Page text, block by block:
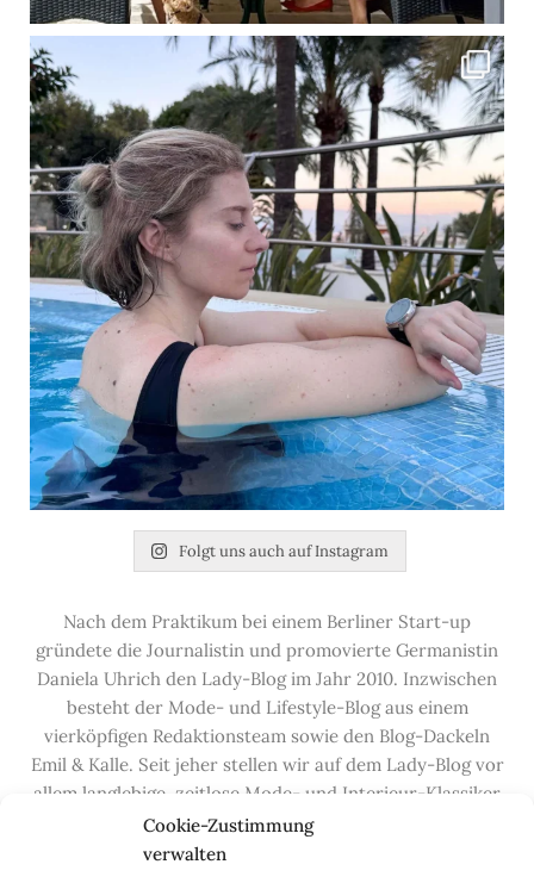
Cookie-Zustimmung
verwalten
Folgt uns auch auf Instagram
Nach dem Praktikum bei einem Berliner Start-up
gründete die Journalistin und promovierte Germanistin
Daniela Uhrich den Lady-Blog im Jahr 2010. Inzwischen
besteht der Mode- und Lifestyle-Blog aus einem
vierköpfigen Redaktionsteam sowie den Blog-Dackeln
Emil & Kalle. Seit jeher stellen wir auf dem Lady-Blog vor
allem langlebige, zeitlose Mode- und Interieur-Klassiker
vor, die hochwertig verarbeitet und unter guten
Bedingungen hergestellt wurden – gerne „Made in